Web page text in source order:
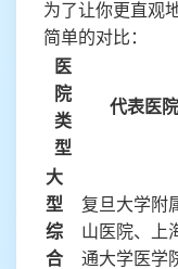
为了让你更直观
简单的对比：
医
院
类
型
代表医院
大
型
综
合
复旦大学附
山医院、上
通大学医学